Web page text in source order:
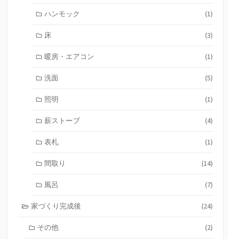
ハンモック (1)
床 (3)
暖房・エアコン (1)
洗面 (5)
照明 (1)
薪ストーブ (4)
表札 (1)
間取り (14)
風呂 (7)
家づくり完成後 (24)
その他 (2)